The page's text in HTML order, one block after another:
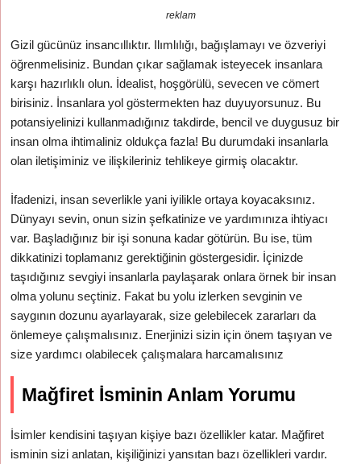
reklam
Gizil gücünüz insancıllıktır. Ilımlılığı, bağışlamayı ve özveriyi
öğrenmelisiniz. Bundan çıkar sağlamak isteyecek insanlara
karşı hazırlıklı olun. İdealist, hoşgörülü, sevecen ve cömert
birisiniz. İnsanlara yol göstermekten haz duyuyorsunuz. Bu
potansiyelinizi kullanmadığınız takdirde, bencil ve duygusuz bir
insan olma ihtimaliniz oldukça fazla! Bu durumdaki insanlarla
olan iletişiminiz ve ilişkileriniz tehlikeye girmiş olacaktır.
İfadenizi, insan severlikle yani iyilikle ortaya koyacaksınız.
Dünyayı sevin, onun sizin şefkatinize ve yardımınıza ihtiyacı
var. Başladığınız bir işi sonuna kadar götürün. Bu ise, tüm
dikkatinizi toplamanız gerektiğinin göstergesidir. İçinizde
taşıdığınız sevgiyi insanlarla paylaşarak onlara örnek bir insan
olma yolunu seçtiniz. Fakat bu yolu izlerken sevginin ve
saygının dozunu ayarlayarak, size gelebilecek zararları da
önlemeye çalışmalısınız. Enerjinizi sizin için önem taşıyan ve
size yardımcı olabilecek çalışmalara harcamalısınız
Mağfiret İsminin Anlam Yorumu
İsimler kendisini taşıyan kişiye bazı özellikler katar. Mağfiret
isminin sizi anlatan, kişiliğinizi yansıtan bazı özellikleri vardır.